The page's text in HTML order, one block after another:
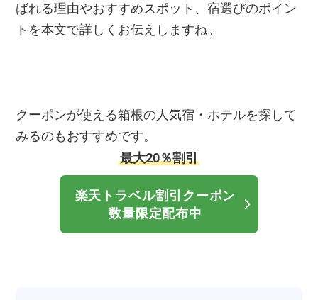
ばれる理由やおすすめスポット、宿選びのポイン
トを本文で詳しくお伝えしますね。
クーポンが使える箱根の人気宿・ホテルを探して
みるのもおすすめです。
最大20％割引
楽天トラベル割引クーポン
数量限定配布中